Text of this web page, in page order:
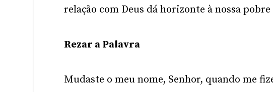
relação com Deus dá horizonte à nossa
Rezar a Palavra
Mudaste o meu nome, Senhor, quando me